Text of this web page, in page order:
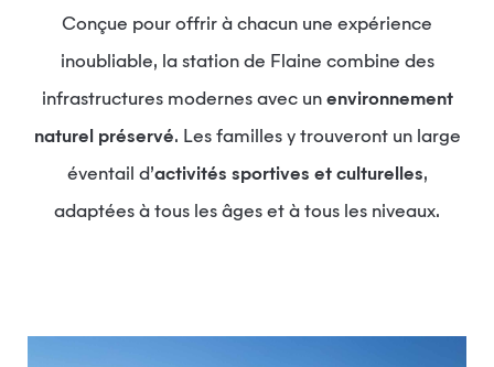
Conçue pour offrir à chacun une expérience
inoubliable, la station de Flaine combine des
infrastructures modernes avec un environnement
naturel préservé. Les familles y trouveront un large
éventail d’activités sportives et culturelles,
adaptées à tous les âges et à tous les niveaux.